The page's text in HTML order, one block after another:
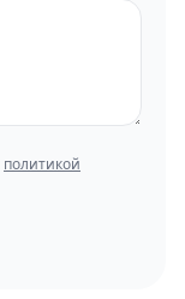
политикой